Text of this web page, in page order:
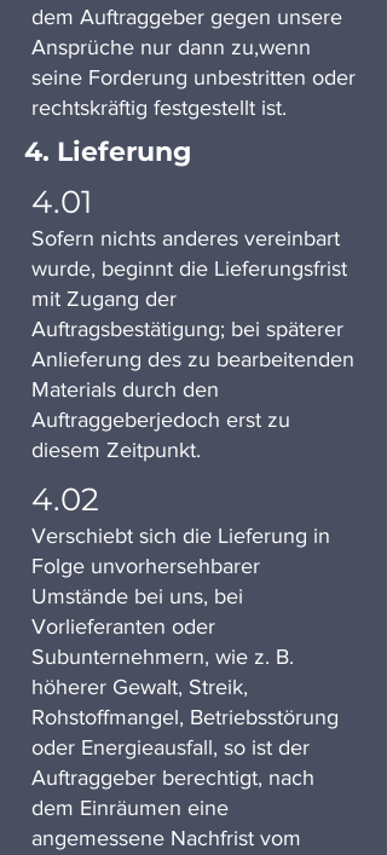
dem Auftraggeber gegen unsere
Ansprüche nur dann zu,wenn
seine Forderung unbestritten oder
rechtskräftig festgestellt ist.
4. Lieferung
4.01
Sofern nichts anderes vereinbart
wurde, beginnt die Lieferungsfrist
mit Zugang der
Auftragsbestätigung; bei späterer
Anlieferung des zu bearbeitenden
Materials durch den
Auftraggeberjedoch erst zu
diesem Zeitpunkt.
4.02
Verschiebt sich die Lieferung in
Folge unvorhersehbarer
Umstände bei uns, bei
Vorlieferanten oder
Subunternehmern, wie z. B.
höherer Gewalt, Streik,
Rohstoffmangel, Betriebsstörung
oder Energieausfall, so ist der
Auftraggeber berechtigt, nach
dem Einräumen eine
angemessene Nachfrist vom